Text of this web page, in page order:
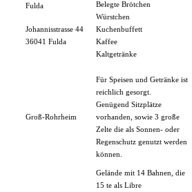
Fulda
Johannisstrasse 44
36041 Fulda
Belegte Brötchen
Würstchen
Kuchenbuffett
Kaffee
Kaltgetränke
Groß-Rohrheim
Für Speisen und Getränke ist
reichlich gesorgt.
Genügend Sitzplätze
vorhanden, sowie 3 große
Zelte die als Sonnen- oder
Regenschutz genutzt werden
können.
Gelände mit 14 Bahnen, die
15 te als Libre